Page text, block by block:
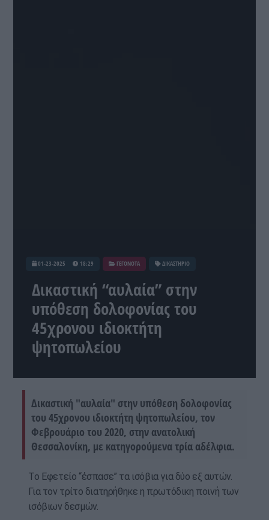
01-23-2025 18:29 ΓΕΓΟΝΟΤΑ ΔΙΚΑΣΤΗΡΙΟ
Δικαστική “αυλαία” στην
υπόθεση δολοφονίας του
45χρονου ιδιοκτήτη
ψητοπωλείου
Δικαστική "αυλαία" στην υπόθεση δολοφονίας
του 45χρονου ιδιοκτήτη ψητοπωλείου, τον
Φεβρουάριο του 2020, στην ανατολική
Θεσσαλονίκη, με κατηγορούμενα τρία αδέλφια.
Το Εφετείο “έσπασε” τα ισόβια για δύο εξ αυτών.
Για τον τρίτο διατηρήθηκε η πρωτόδικη ποινή των
ισόβιων δεσμών.